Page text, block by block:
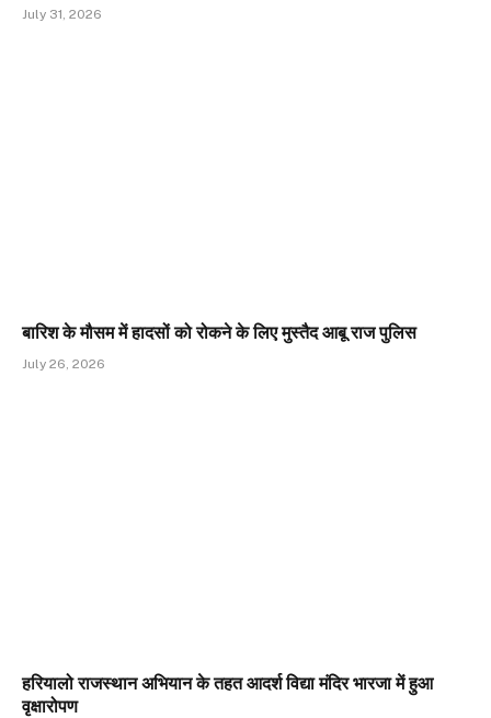
July 31, 2026
बारिश के मौसम में हादसों को रोकने के लिए मुस्तैद आबू राज पुलिस
July 26, 2026
हरियालो राजस्थान अभियान के तहत आदर्श विद्या मंदिर भारजा में हुआ
वृक्षारोपण